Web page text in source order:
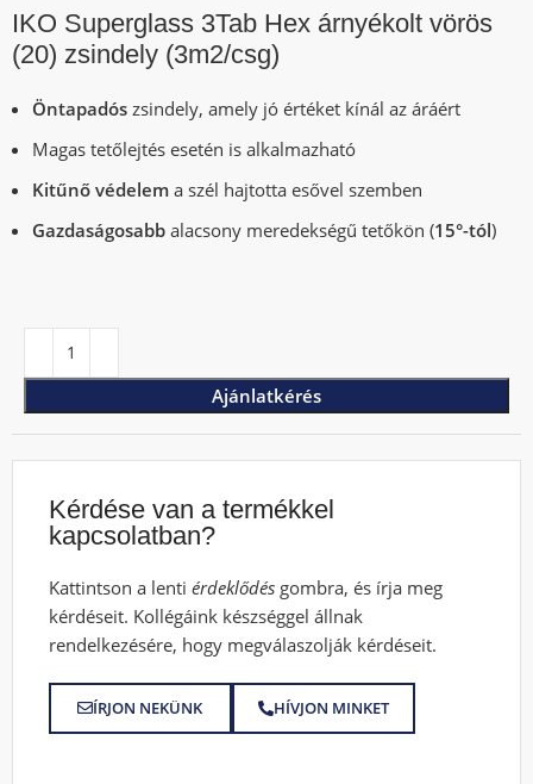
IKO Superglass 3Tab Hex árnyékolt vörös
(20) zsindely (3m2/csg)
Öntapadós zsindely, amely jó értéket kínál az áráért
Magas tetőlejtés esetén is alkalmazható
Kitűnő védelem a szél hajtotta esővel szemben
Gazdaságosabb alacsony meredekségű tetőkön (15°-tól)
Ajánlatkérés
Kérdése van a termékkel
kapcsolatban?
Kattintson a lentiérdeklődés gombra, és írja meg
kérdéseit. Kollégáink készséggel állnak
rendelkezésére, hogy megválaszolják kérdéseit.
ÍRJON NEKÜNK HÍVJON MINKET